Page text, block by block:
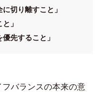
切り離すこと」
」
先すること」
バランスの本来の意